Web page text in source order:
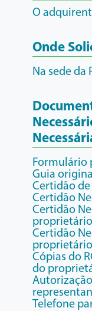
O
Onde
Na sede da
Formulário
Guia
Certidão de
Certidão
Certidão
Certidão
Cópias do
do
Telefone